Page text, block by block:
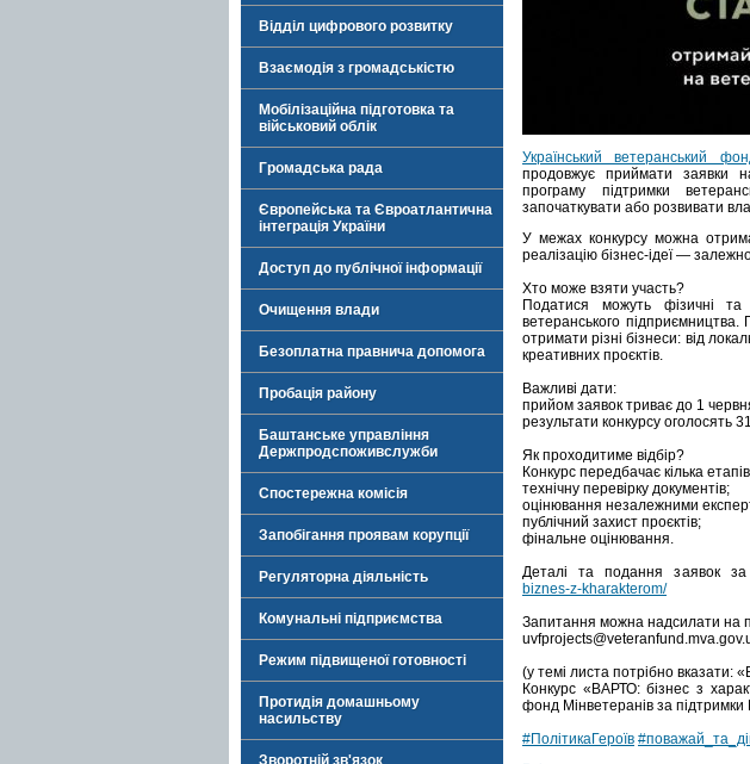
Відділ цифрового розвитку
Взаємодія з громадськістю
Мобілізаційна підготовка та
військовий облік
Громадська рада
Європейська та Євроатлантична
інтеграція України
Доступ до публічної інформації
Очищення влади
Безоплатна правнича допомога
Пробація району
Баштанське управління
Держпродспоживслужби
Спостережна комісія
Запобігання проявам корупції
Регуляторна діяльність
Комунальні підприємства
Режим підвищеної готовності
Протидія домашньому
насильству
Зворотній зв'язок
Український ветеранський
продовжує приймати заявки
програму підтримки
започаткувати або розвивати
У межах конкурсу можна
реалізацію бізнес-ідеї —
Хто може взяти участь?
Податися можуть фізичні та
ветеранського
отримати різні бізнеси: від
креативних проєктів.
Важливі дати:
прийом заявок триває до 1
результати конкурсу оголосять
Як проходитиме відбір?
Конкурс передбачає кілька
технічну перевірку документів;
оцінювання незалежними
публічний захист проєктів;
фінальне оцінювання.
Деталі та подання заявок
biznes-z-kharakterom/
Запитання можна надсилати на
(у темі листа потрібно вказати:
Конкурс «ВАРТО: бізнес з
фонд Мінветеранів за підтримки
#ПолітикаГероїв